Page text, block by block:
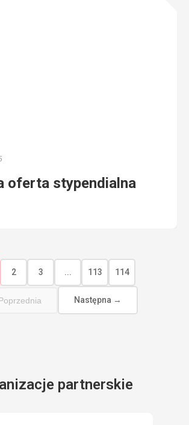
oferta stypendialna
2 3 ... 113 114
Następna →
partnerskie